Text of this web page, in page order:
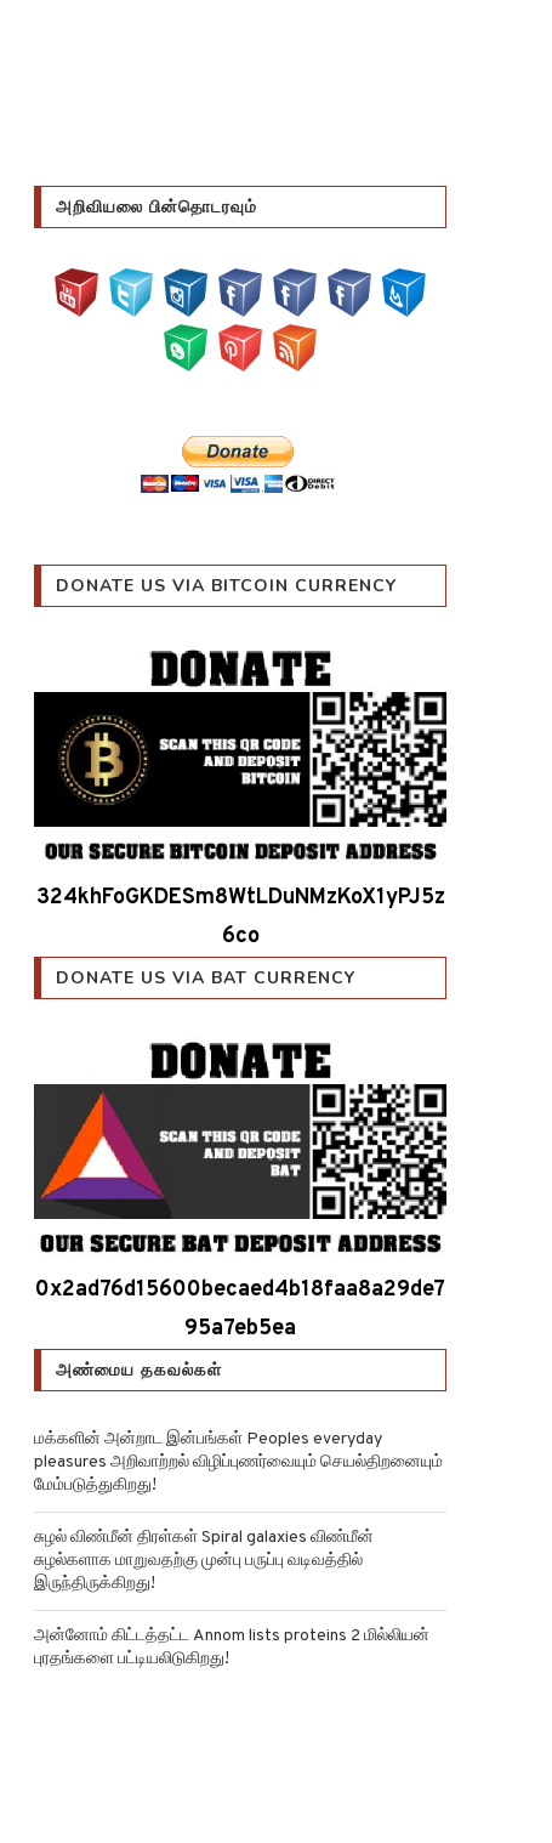
அறிவியலை பின்தொடரவும்
DONATE US VIA BITCOIN CURRENCY
324khFoGKDESm8WtLDuNMzKoX1yPJ5z
6co
DONATE US VIA BAT CURRENCY
0x2ad76d15600becaed4b18faa8a29de7
95a7eb5ea
அண்மைய தகவல்கள்
மக்களின் அன்றாட இன்பங்கள் Peoples everyday
pleasures அறிவாற்றல் விழிப்புணர்வையும் செயல்திறனையும்
மேம்படுத்துகிறது!
சுழல் விண்மீன் திரள்கள் Spiral galaxies விண்மீன்
சுழல்களாக மாறுவதற்கு முன்பு பருப்பு வடிவத்தில்
இருந்திருக்கிறது!
அன்னோம் கிட்டத்தட்ட Annom lists proteins 2 மில்லியன்
புரதங்களை பட்டியலிடுகிறது!